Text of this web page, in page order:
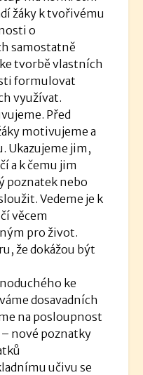
žáky k tvořivému
o
samostatně
tvorbě vlastních
formulovat
využívat.
Před
motivujeme a
Ukazujeme jim,
a k čemu jim
poznatek nebo
Vedeme je k
věcem
pro život.
že dokážou být
ke
dosavadních
na posloupnost
nové poznatky
učivu se